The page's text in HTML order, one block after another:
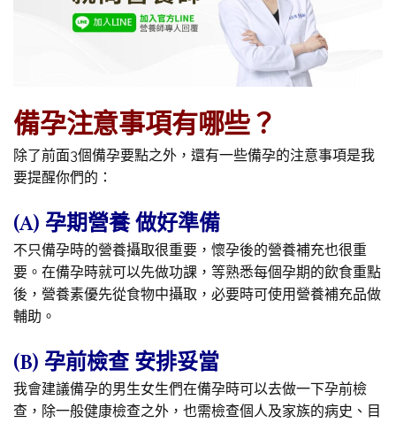
備孕注意事項有哪些？
除了前面3個備孕要點之外，還有一些備孕的注意事項是我
要提醒你們的：
(A) 孕期營養 做好準備
不只備孕時的營養攝取很重要，懷孕後的營養補充也很重
要。在備孕時就可以先做功課，等熟悉每個孕期的飲食重點
後，營養素優先從食物中攝取，必要時可使用營養補充品做
輔助。
(B) 孕前檢查 安排妥當
我會建議備孕的男生女生們在備孕時可以去做一下孕前檢
查，除一般健康檢查之外，也需檢查個人及家族的病史、目